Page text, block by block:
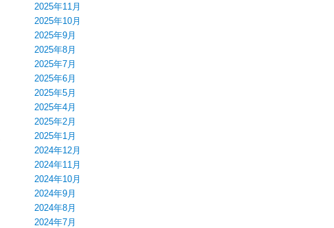
2025年11月
2025年10月
2025年9月
2025年8月
2025年7月
2025年6月
2025年5月
2025年4月
2025年2月
2025年1月
2024年12月
2024年11月
2024年10月
2024年9月
2024年8月
2024年7月